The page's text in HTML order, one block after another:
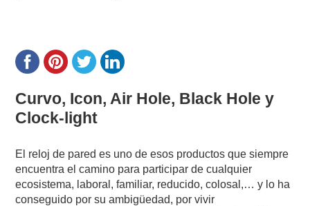
Curvo, Icon, Air Hole, Black Hole y
Clock-light
El reloj de pared es uno de esos productos que siempre
encuentra el camino para participar de cualquier
ecosistema, laboral, familiar, reducido, colosal,… y lo ha
conseguido por su ambigüedad, por vivir